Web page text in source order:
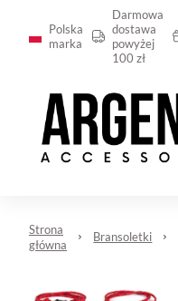
Polska
marka
Darmowa
dostawa
powyżej
100 zł
Strona
główna
Bransoletki